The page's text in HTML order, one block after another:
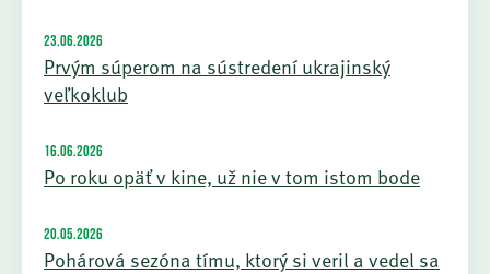
23.06.2026
Prvým súperom na sústredení ukrajinský
veľkoklub
16.06.2026
Po roku opäť v kine, už nie v tom istom bode
20.05.2026
Pohárová sezóna tímu, ktorý si veril a vedel sa